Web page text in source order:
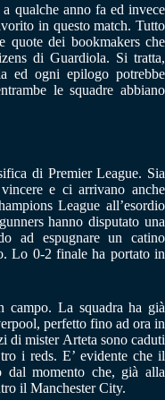
qualche anno fa ed invece
in questo match. Tutto
quote dei bookmakers che
di Guardiola. Si tratta,
ed ogni epilogo potrebbe
le squadre abbiano
di Premier League. Sia
e ci arrivano anche
League all’esordio
hanno disputato una
ad espugnare un catino
Lo 0-2 finale ha portato in
campo. La squadra ha già
perfetto fino ad ora in
di mister Arteta sono caduti
i reds. E’ evidente che il
dal momento che, già alla
il Manchester City.